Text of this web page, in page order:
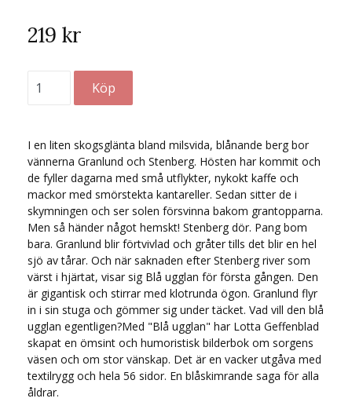
219 kr
I en liten skogsglänta bland milsvida, blånande berg bor
vännerna Granlund och Stenberg. Hösten har kommit och
de fyller dagarna med små utflykter, nykokt kaffe och
mackor med smörstekta kantareller. Sedan sitter de i
skymningen och ser solen försvinna bakom grantopparna.
Men så händer något hemskt! Stenberg dör. Pang bom
bara. Granlund blir förtvivlad och gråter tills det blir en hel
sjö av tårar. Och när saknaden efter Stenberg river som
värst i hjärtat, visar sig Blå ugglan för första gången. Den
är gigantisk och stirrar med klotrunda ögon. Granlund flyr
in i sin stuga och gömmer sig under täcket. Vad vill den blå
ugglan egentligen?Med "Blå ugglan" har Lotta Geffenblad
skapat en ömsint och humoristisk bilderbok om sorgens
väsen och om stor vänskap. Det är en vacker utgåva med
textilrygg och hela 56 sidor. En blåskimrande saga för alla
åldrar.